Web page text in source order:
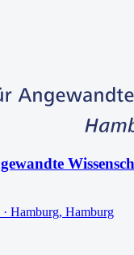
· Hamburg, Hamburg